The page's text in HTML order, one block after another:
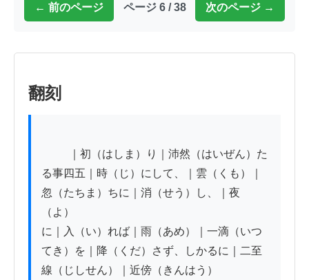
← 前のページ ページ 6 / 38 次のページ →
翻刻
る事四五｜時（じ）にして、｜雲（くも）｜
忽（たちま）ちに｜消（せう）し、｜夜
（よ）
に｜入（い）れば｜雨（あめ）｜一滴（いつ
てき）を｜降（くだ）さず、しかるに｜二至
線（じしせん）｜近傍（きんはう）